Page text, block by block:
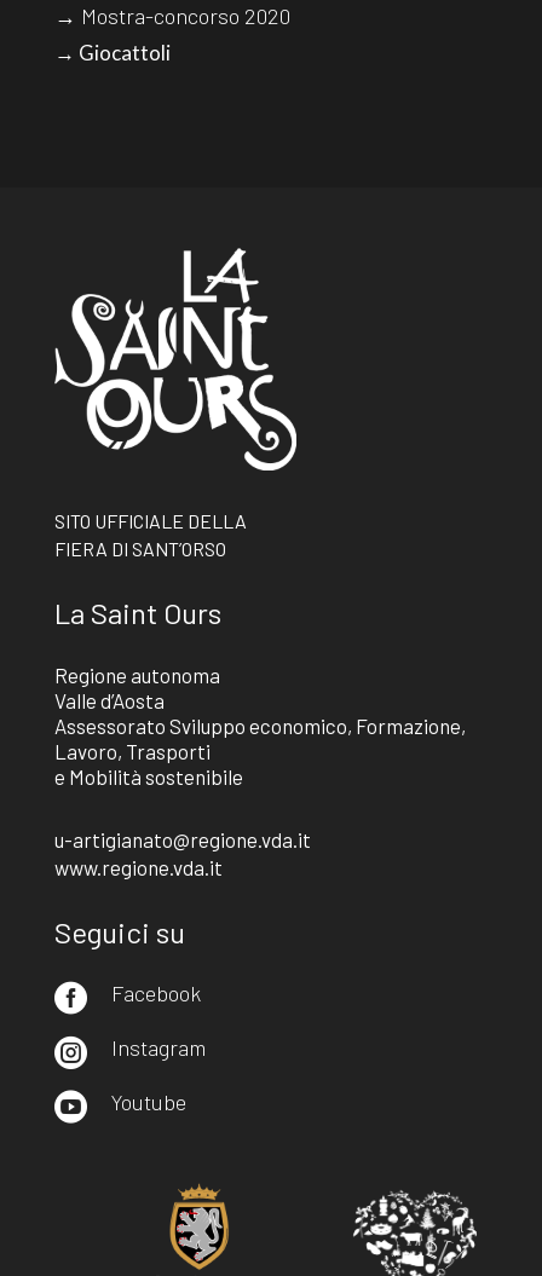
→ Mostra-concorso 2020
→ Giocattoli
SITO UFFICIALE DELLA
FIERA DI SANT’ORSO
La Saint Ours
Regione autonoma
Valle d’Aosta
Assessorato Sviluppo economico, Formazione,
Lavoro, Trasporti
e Mobilità sostenibile
u-artigianato@regione.vda.it
www.regione.vda.it
Seguici su
 Facebook
 Instagram
 Youtube